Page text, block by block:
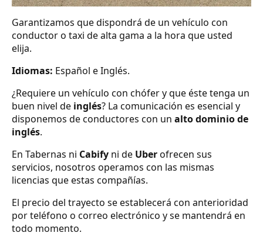
Garantizamos que dispondrá de un vehículo con
conductor o taxi de alta gama a la hora que usted
elija.
Idiomas: Español e Inglés.
¿Requiere un vehículo con chófer y que éste tenga un
buen nivel de inglés? La comunicación es esencial y
disponemos de conductores con un alto dominio de
inglés.
En Tabernas ni Cabify ni de Uberofrecen sus
servicios, nosotros operamos con las mismas
licencias que estas compañías.
El precio del trayecto se establecerá con anterioridad
por teléfono o correo electrónico y se mantendrá en
todo momento.